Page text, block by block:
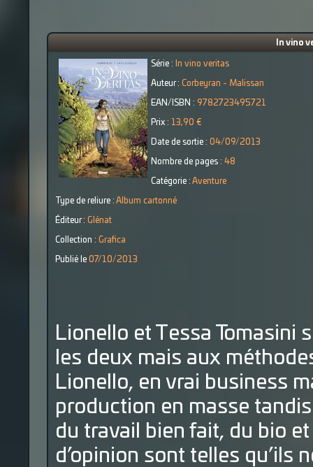
In vino
Série : In vino veritas
Auteur : Corbeyran - Malissan
EAN/ISBN : 9782723495721
Prix : 13,90 €
Date de sortie : 04/09/2013
Nombre de pages : 48
Catégorie : Aventure
Type de reliure : Album cartonné
Éditeur : Glénat
Collection : Grafica
Publié le 07/10/2013
Lionello et Tessa
les deux mais aux
Lionello, en vrai business
production en masse
du travail bien fait, du bio
d’opinion sont telles qu’ils